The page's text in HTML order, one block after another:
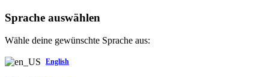
Sprache auswählen
Wähle deine gewünschte Sprache aus:
English